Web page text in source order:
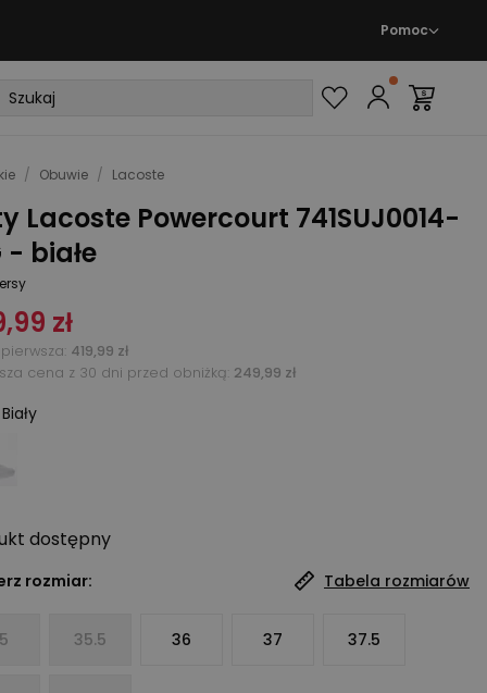
Pomoc
/ Obuwie / Lacoste
Lacoste Powercourt 741SUJ0014-
- białe
zł
419,99 zł
cena z 30 dni przed obniżką: 249,99 zł
Biały
dostępny
rozmiar: Tabela rozmiarów
35.5 36 37 37.5